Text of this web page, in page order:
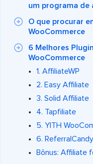
um programa de
O que procurar
WooCommerce
6 Melhores
WooCommerce
1. AffiliateWP
2. Easy Affiliate
3. Solid Affiliate
4. Tapfiliate
5. YITH
6. ReferralCandy
Bônus: Affiliate